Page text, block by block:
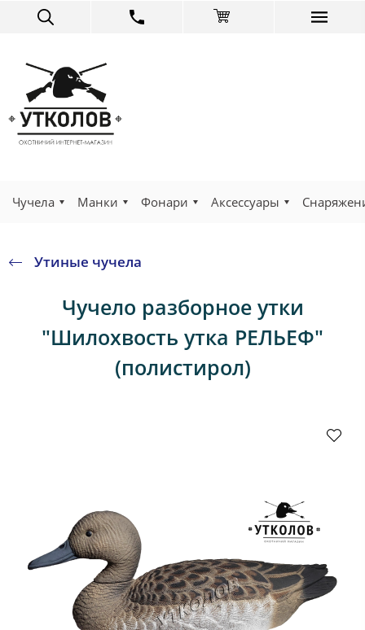
Чучела Манки Фонари Аксессуары
Утиные чучела
Чучело разборное утки
"Шилохвость утка РЕЛЬЕФ"
(полистирол)